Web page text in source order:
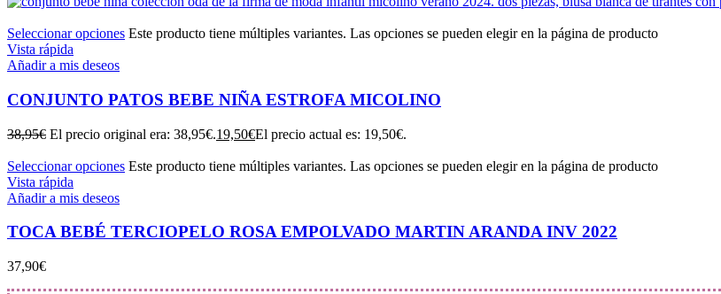
Seleccionar opciones Este producto tiene múltiples variantes. Las opciones se pueden elegir en la página de producto
Vista rápida
Añadir a mis deseos
CONJUNTO PATOS BEBE NIÑA ESTROFA MICOLINO
38,95€ El precio original era: 38,95€.19,50€El precio actual es: 19,50€.
Seleccionar opciones Este producto tiene múltiples variantes. Las opciones se pueden elegir en la página de producto
Vista rápida
Añadir a mis deseos
TOCA BEBÉ TERCIOPELO ROSA EMPOLVADO MARTIN ARANDA INV 2022
37,90€